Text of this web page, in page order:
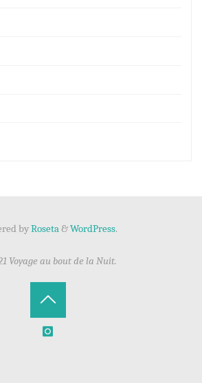
byRoseta&WordPress.
Voyage au bout de la Nuit.
Back